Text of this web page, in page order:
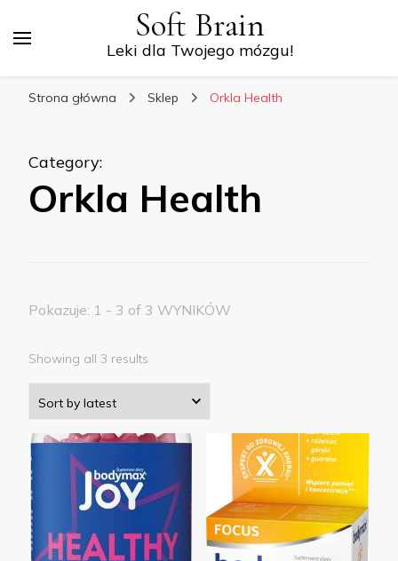
Soft Brain
Leki dla Twojego mózgu!
Strona główna Sklep Orkla Health
Category:
Orkla Health
Pokazuje: 1 - 3 of 3 WYNIKÓW
Showing all 3 results